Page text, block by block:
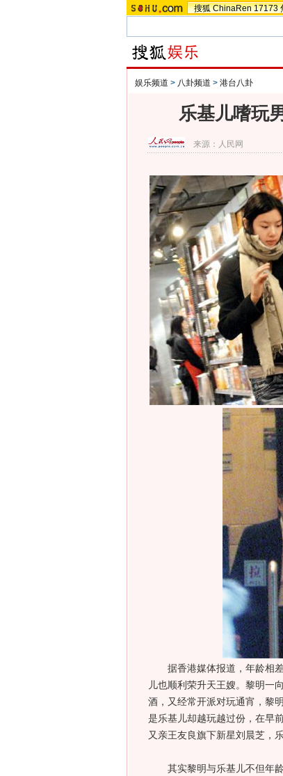
搜狐 ChinaRen 17173
娱乐频道 > 八卦频道 > 港台八卦
乐基儿嗜玩
来源： 人民网
据香港媒体报道，年龄相
儿也顺利荣升天王嫂。黎明一
酒，又经常开派对玩通宵，黎
是乐基儿却越玩越过份，在早
又亲王友良旗下新星刘晨芝，
其实黎明与乐基儿不但年龄